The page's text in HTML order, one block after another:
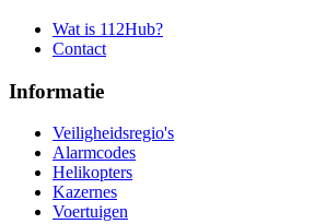
Wat is 112Hub?
Contact
Informatie
Veiligheidsregio's
Alarmcodes
Helikopters
Kazernes
Voertuigen